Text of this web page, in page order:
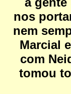
nos
nem
Marcial
com
tomou